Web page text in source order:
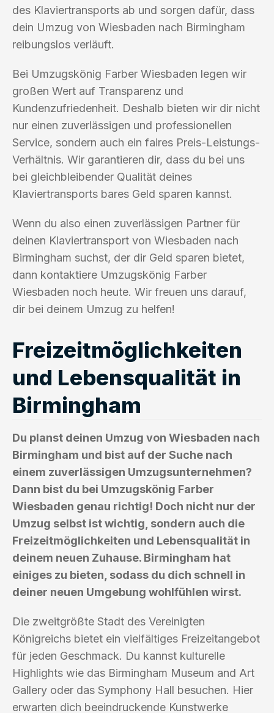
des Klaviertransports ab und sorgen dafür, dass
dein Umzug von Wiesbaden nach Birmingham
reibungslos verläuft.
Bei Umzugskönig Farber Wiesbaden legen wir
großen Wert auf Transparenz und
Kundenzufriedenheit. Deshalb bieten wir dir nicht
nur einen zuverlässigen und professionellen
Service, sondern auch ein faires Preis-Leistungs-
Verhältnis. Wir garantieren dir, dass du bei uns
bei gleichbleibender Qualität deines
Klaviertransports bares Geld sparen kannst.
Wenn du also einen zuverlässigen Partner für
deinen Klaviertransport von Wiesbaden nach
Birmingham suchst, der dir Geld sparen bietet,
dann kontaktiere Umzugskönig Farber
Wiesbaden noch heute. Wir freuen uns darauf,
dir bei deinem Umzug zu helfen!
Freizeitmöglichkeiten
und Lebensqualität in
Birmingham
Du planst deinen Umzug von Wiesbaden nach
Birmingham und bist auf der Suche nach
einem zuverlässigen Umzugsunternehmen?
Dann bist du bei Umzugskönig Farber
Wiesbaden genau richtig! Doch nicht nur der
Umzug selbst ist wichtig, sondern auch die
Freizeitmöglichkeiten und Lebensqualität in
deinem neuen Zuhause. Birmingham hat
einiges zu bieten, sodass du dich schnell in
deiner neuen Umgebung wohlfühlen wirst.
Die zweitgrößte Stadt des Vereinigten
Königreichs bietet ein vielfältiges Freizeitangebot
für jeden Geschmack. Du kannst kulturelle
Highlights wie das Birmingham Museum and Art
Gallery oder das Symphony Hall besuchen. Hier
erwarten dich beeindruckende Kunstwerke